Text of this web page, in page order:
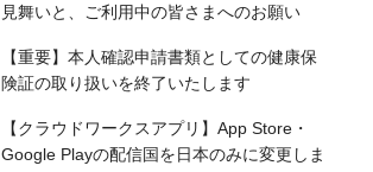
見舞いと、ご利用中の皆さまへのお願い
【重要】本人確認申請書類としての健康保
険証の取り扱いを終了いたします
【クラウドワークスアプリ】App Store・
Google Playの配信国を日本のみに変更しま